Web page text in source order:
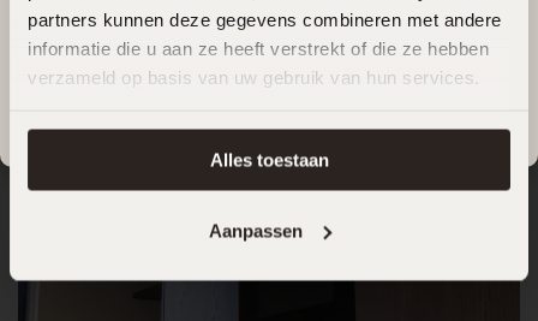
partners kunnen deze gegevens combineren met andere
informatie die u aan ze heeft verstrekt of die ze hebben
verzameld op basis van uw gebruik van hun services.
Alles toestaan
Aanpassen
Plan een afspraak
om vanaf18 augustusweer voor jullie klaar te staan.